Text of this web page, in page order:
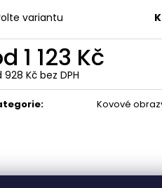
variantu
1 123 Kč
928 Kč bez DPH
: Kovové